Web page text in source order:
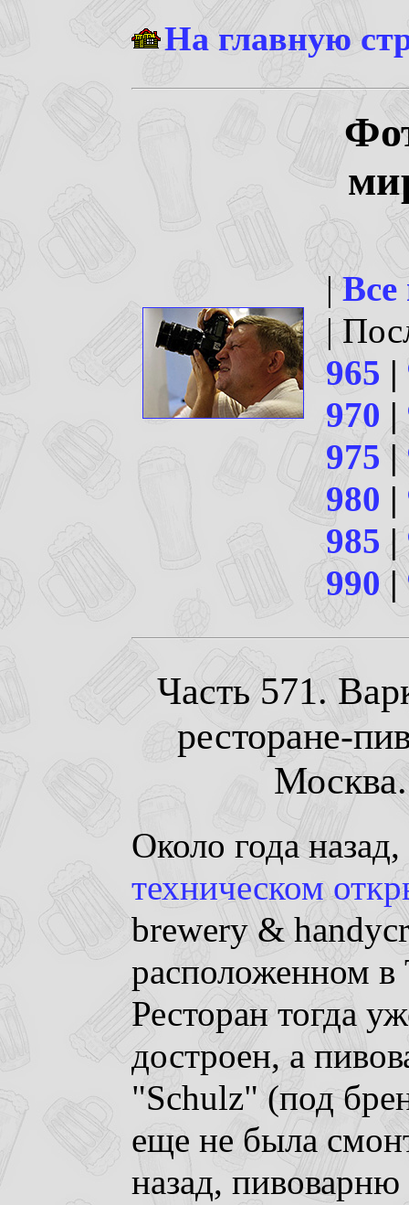
На главную
|
|
965 |
970 |
975|
980 |
985 |
990|
Часть 571.
ресторане-
Около года
техническом
brewery &
расположенном
Ресторан тогда
достроен, а
"Schulz" (под
еще не была
назад, пивоварню